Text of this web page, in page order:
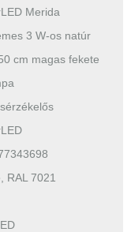
Merida
3 W-os natúr
cm magas fekete
RAL 7021